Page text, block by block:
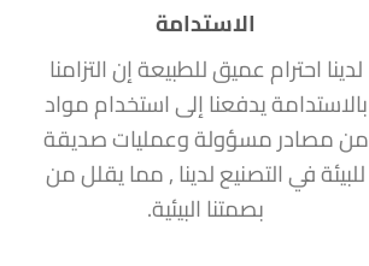
الاستدامة
لدينا احترام عميق للطبيعة إن التزامنا
بالاستدامة يدفعنا إلى استخدام مواد
من مصادر مسؤولة وعمليات صديقة
للبيئة في التصنيع لدينا , مما يقلل من
بصمتنا البيئية.